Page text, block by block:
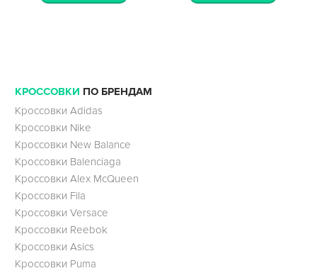
КРОССОВКИ ПО БРЕНДАМ
Кроссовки Adidas
Кроссовки Nike
Кроссовки New Balance
Кроссовки Balenciaga
Кроссовки Alex McQueen
Кроссовки Fila
Кроссовки Versace
Кроссовки Reebok
Кроссовки Asics
Кроссовки Puma